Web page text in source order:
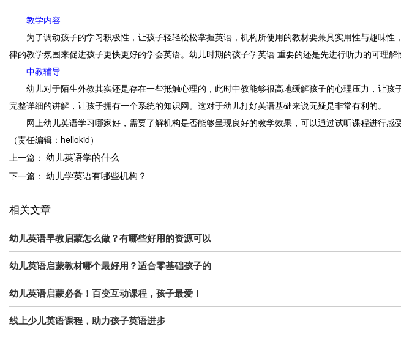
教学内容
为了调动孩子的学习积极性，让孩子轻轻松松掌握英语，机构所使用的教材要兼具实用性与趣味性
律的教学氛围来促进孩子更快更好的学会英语。幼儿时期的孩子学英语 重要的还是先进行听力的可理解
中教辅导
幼儿对于陌生外教其实还是存在一些抵触心理的，此时中教能够很高地缓解孩子的心理压力，让孩
完整详细的讲解，让孩子拥有一个系统的知识网。这对于幼儿打好英语基础来说无疑是非常有利的。
网上幼儿英语学习哪家好，需要了解机构是否能够呈现良好的教学效果，可以通过试听课程进行感受
（责任编辑：hellokid）
上一篇： 幼儿英语学的什么
下一篇： 幼儿学英语有哪些机构？
相关文章
幼儿英语早教启蒙怎么做？有哪些好用的资源可以
幼儿英语启蒙教材哪个最好用？适合零基础孩子的
幼儿英语启蒙必备！百变互动课程，孩子最爱！
线上少儿英语课程，助力孩子英语进步